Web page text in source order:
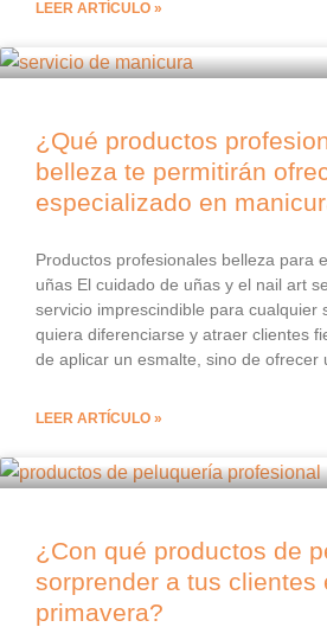
LEER ARTÍCULO »
¿Qué productos
belleza te permitirán
especializado en
Productos profesionales belleza para
uñas El cuidado de uñas y el nail art
servicio imprescindible para cualquier
quiera diferenciarse y atraer clientes
de aplicar un esmalte, sino de ofrecer
LEER ARTÍCULO »
¿Con qué productos de
sorprender a tus clientes
primavera?